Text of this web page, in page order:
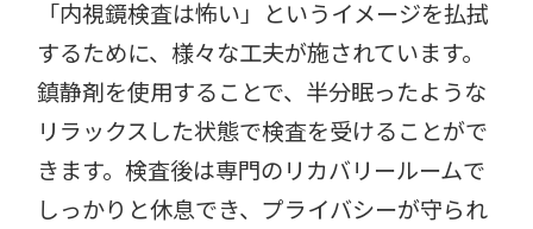
「内視鏡検査は怖い」というイメージを払拭
するために、様々な工夫が施されています。
鎮静剤を使用することで、半分眠ったような
リラックスした状態で検査を受けることがで
きます。検査後は専門のリカバリールームで
しっかりと休息でき、プライバシーが守られ